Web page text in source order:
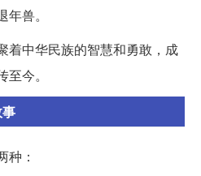
兽。
着中华民族的智慧和勇敢，成
今。
种：